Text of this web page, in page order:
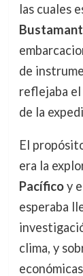
las cuales
de
reflejaba
de la
El
era la
Pacíficoy
esperaba
clima, y